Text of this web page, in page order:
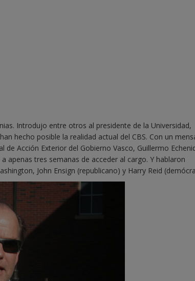
Introdujo entre otros al presidente de la Universidad,
hecho posible la realidad actual del CBS. Con un
Acción Exterior del Gobierno Vasco, Guillermo
apenas tres semanas de acceder al cargo. Y hablaron
John Ensign (republicano) y Harry Reid